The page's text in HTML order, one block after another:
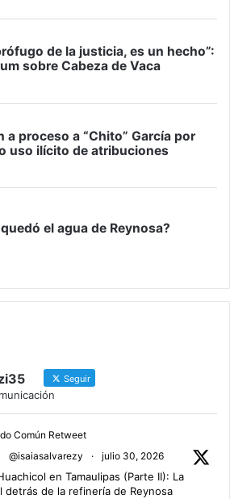
Seguir
Común Retweet
@isaiasalvarezy · julio 30, 2026
en Tamaulipas (Parte II): La
detrás de la refinería de Reynosa